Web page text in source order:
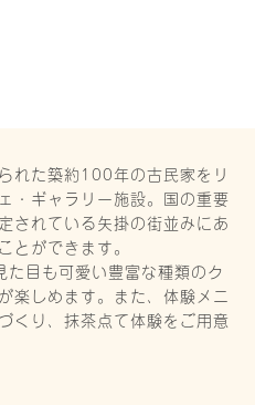
れた築約100年の古民家をリ
・ギャラリー施設。国の重要
されている矢掛の街並みにあ
とができます。
目も可愛い豊富な種類のク
楽しめます。また、体験メニ
くり、抹茶点て体験をご用意